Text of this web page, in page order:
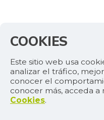
COOKIES
Este sitio web usa
analizar el tráfico,
conocer el
conocer más, acceda a
Cookies.